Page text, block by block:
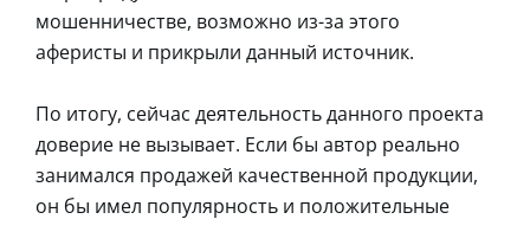
мошенничестве, возможно из-за этого
аферисты и прикрыли данный источник.
По итогу, сейчас деятельность данного проекта
доверие не вызывает. Если бы автор реально
занимался продажей качественной продукции,
он бы имел популярность и положительные